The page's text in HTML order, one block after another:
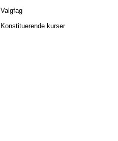
Valgfag
Konstituerende kurser